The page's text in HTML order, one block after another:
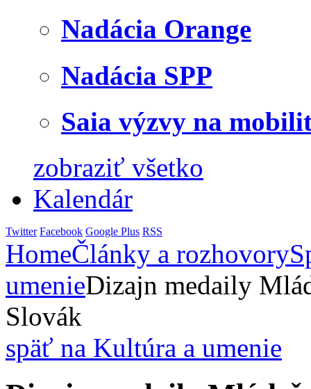
Nadácia Orange
Nadácia SPP
Saia výzvy na
zobraziť všetko
Kalendár
Twitter Facebook Google Plus RSS
HomeČlánky a rozhovory
umenieDizajn medaily
Slovák
späť na Kultúra a umenie